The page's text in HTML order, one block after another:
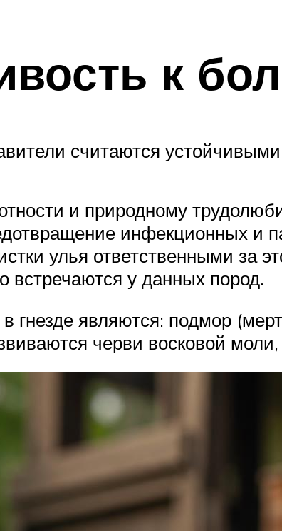
к
считаются
и природному
инфекционных и
улья ответственными за
встречаются у данных пород.
гнезде являются: подмор
черви восковой